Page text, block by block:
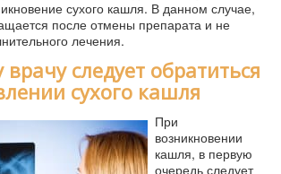
сухого кашля. В данном случае,
после отмены препарата и не
лечения.
следует обратиться
сухого кашля
При
возникновении
кашля, в первую
очередь следует